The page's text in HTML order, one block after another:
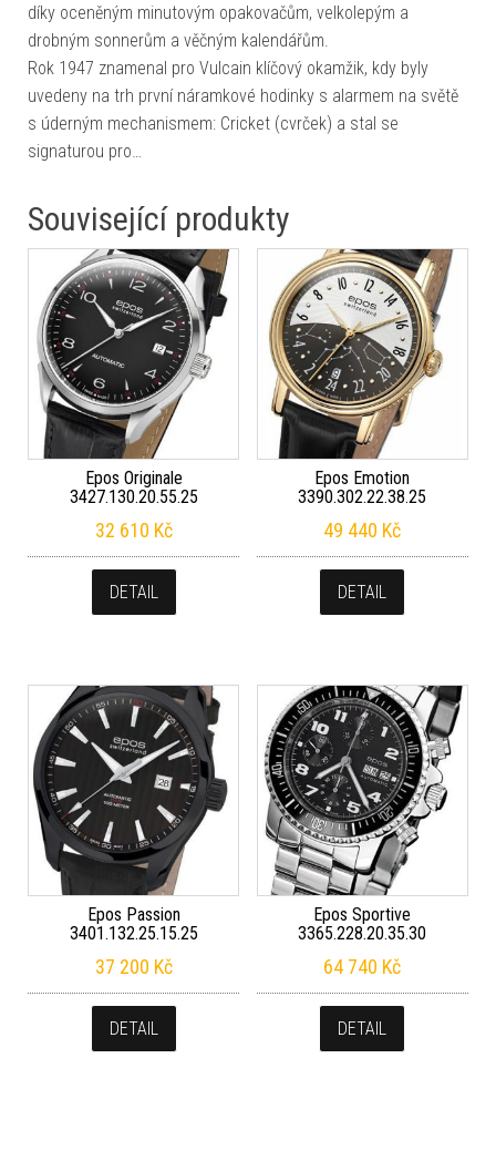
díky oceněným minutovým opakovačům, velkolepým a
drobným sonnerům a věčným kalendářům.
Rok 1947 znamenal pro Vulcain klíčový okamžik, kdy byly
uvedeny na trh první náramkové hodinky s alarmem na světě
s úderným mechanismem: Cricket (cvrček) a stal se
signaturou pro…
Související produkty
Epos Originale
3427.130.20.55.25
32 610 Kč
DETAIL
Epos Emotion
3390.302.22.38.25
49 440 Kč
DETAIL
Epos Passion
3401.132.25.15.25
37 200 Kč
DETAIL
Epos Sportive
3365.228.20.35.30
64 740 Kč
DETAIL